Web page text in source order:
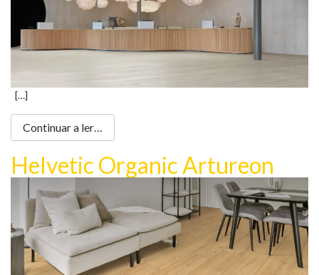
[…]
Continuar a ler…
Helvetic Organic Artureon